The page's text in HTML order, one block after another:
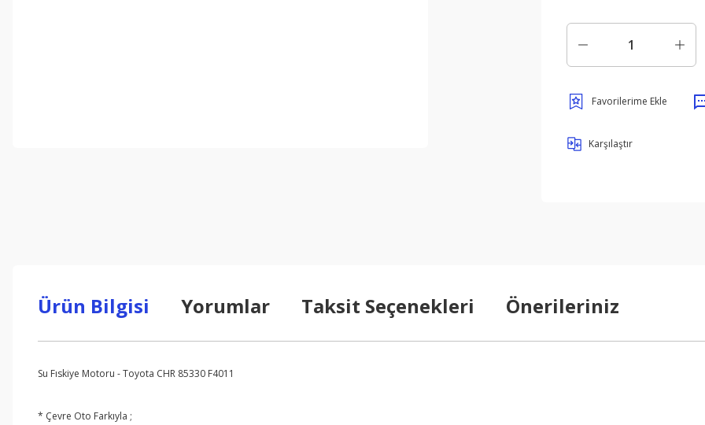
Karşılaştır
Ürün Bilgisi Yorumlar Taksit Seçenekleri Önerileriniz
Su Fıskiye Motoru - Toyota CHR 85330 F4011
* Çevre Oto Farkıyla ;